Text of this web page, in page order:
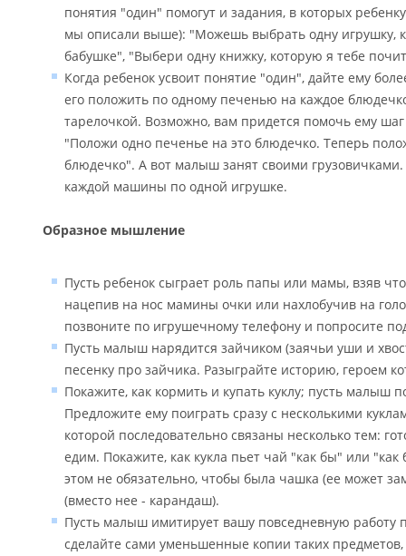
понятия "один" помогут и задания, в которых
мы описали выше): "Можешь выбрать одну игрушку,
бабушке", "Выбери одну книжку, которую я тебе
Когда ребенок усвоит понятие "один", дайте ему
его положить по одному печенью на каждое
тарелочкой. Возможно, вам придется помочь ему
"Положи одно печенье на это блюдечко. Теперь
блюдечко". А вот малыш занят своими грузовичками.
каждой машины по одной игрушке.
Образное мышление
Пусть ребенок сыграет роль папы или мамы, взяв
нацепив на нос мамины очки или нахлобучив на
позвоните по игрушечному телефону и попросите
Пусть малыш нарядится зайчиком (заячьи уши и
песенку про зайчика. Разыграйте историю, героем
Покажите, как кормить и купать куклу; пусть малыш
Предложите ему поиграть сразу с несколькими
которой последовательно связаны несколько тем:
едим. Покажите, как кукла пьет чай "как бы" или
этом не обязательно, чтобы была чашка (ее может
(вместо нее - карандаш).
Пусть малыш имитирует вашу повседневную работу
сделайте сами уменьшенные копии таких